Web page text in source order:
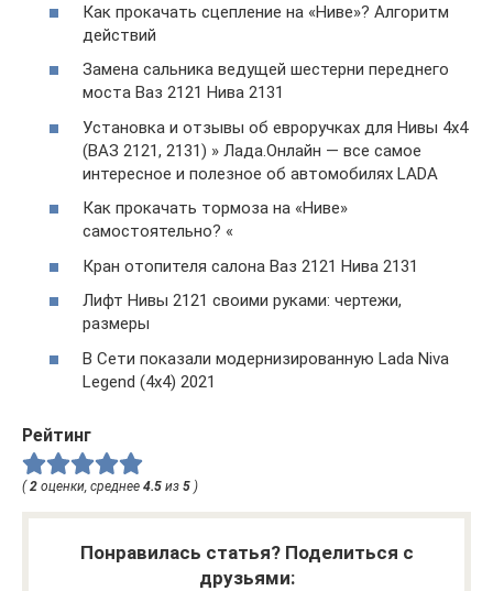
Как прокачать сцепление на «Ниве»? Алгоритм
действий
Замена сальника ведущей шестерни переднего
моста Ваз 2121 Нива 2131
Установка и отзывы об евроручках для Нивы 4х4
(ВАЗ 2121, 2131) » Лада.Онлайн — все самое
интересное и полезное об автомобилях LADA
Как прокачать тормоза на «Ниве»
самостоятельно? «
Кран отопителя салона Ваз 2121 Нива 2131
Лифт Нивы 2121 своими руками: чертежи,
размеры
В Сети показали модернизированную Lada Niva
Legend (4х4) 2021
Рейтинг
( 2 оценки, среднее 4.5 из 5 )
Понравилась статья? Поделиться с
друзьями: